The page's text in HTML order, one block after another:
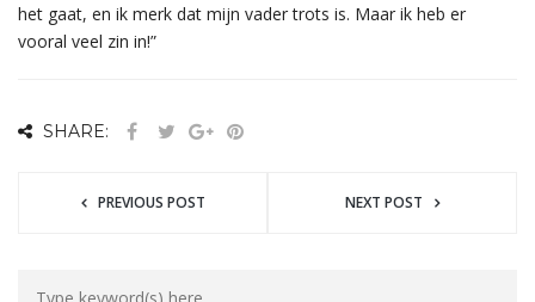
het gaat, en ik merk dat mijn vader trots is. Maar ik heb er
vooral veel zin in!”
SHARE:
PREVIOUS POST NEXT POST